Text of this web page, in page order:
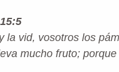
la vid, vosotros los
mucho fruto;